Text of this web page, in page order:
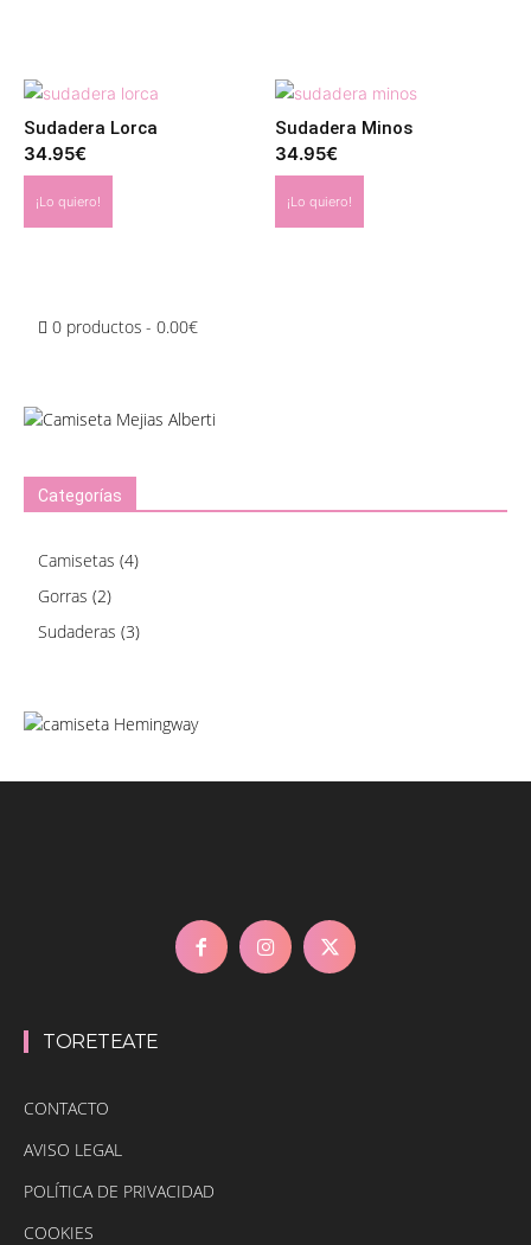
Sudadera Lorca
34.95€
¡Lo quiero!
Sudadera Minos
34.95€
¡Lo quiero!
0 productos 0.00€
Categorías
Camisetas (4)
Gorras (2)
Sudaderas (3)
TORETEATE
CONTACTO
AVISO LEGAL
POLÍTICA DE PRIVACIDAD
COOKIES